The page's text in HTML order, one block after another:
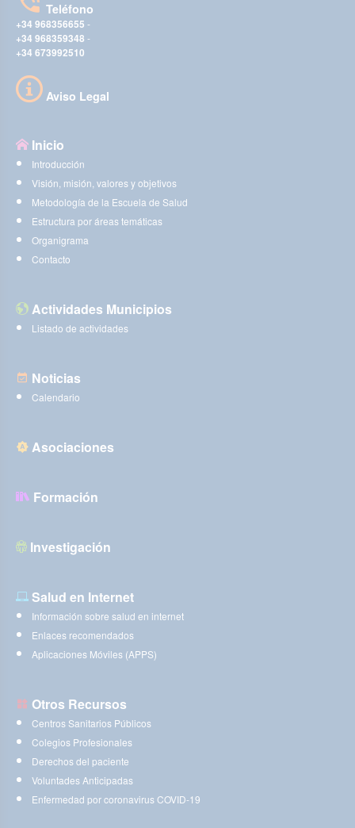
Teléfono
+34 968356655 -
+34 968359348 -
+34 673992510
Aviso Legal
Inicio
Introducción
Visión, misión, valores y objetivos
Metodología de la Escuela de Salud
Estructura por áreas temáticas
Organigrama
Contacto
Actividades Municipios
Listado de actividades
Noticias
Calendario
Asociaciones
Formación
Investigación
Salud en Internet
Información sobre salud en internet
Enlaces recomendados
Aplicaciones Móviles (APPS)
Otros Recursos
Centros Sanitarios Públicos
Colegios Profesionales
Derechos del paciente
Voluntades Anticipadas
Enfermedad por coronavirus COVID-19